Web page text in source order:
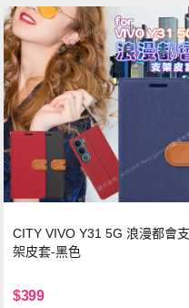
CITY VIVO Y31 5G 浪漫都會支
架皮套-黑色
$399